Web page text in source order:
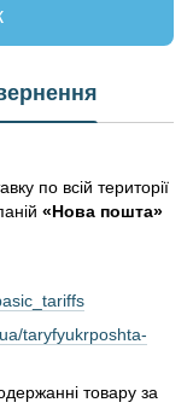
по всій території
«Нова пошта»
taryfyukrposhta-
товару за